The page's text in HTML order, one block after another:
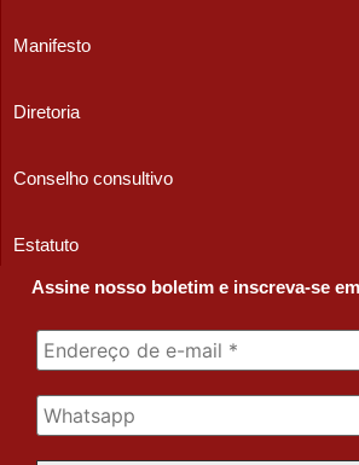
Manifesto
Diretoria
Conselho consultivo
Estatuto
Assine nosso boletim e inscreva-se